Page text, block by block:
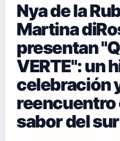
Nya de la
Martina
presentan
VERTE": un
celebración
reencuentro
sabor del sur